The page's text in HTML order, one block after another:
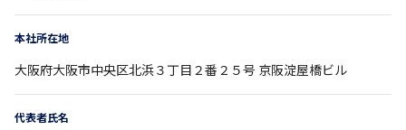
本社所在地
大阪府大阪市中央区北浜３丁目２番２５号 京阪淀屋橋ビル
代表者氏名